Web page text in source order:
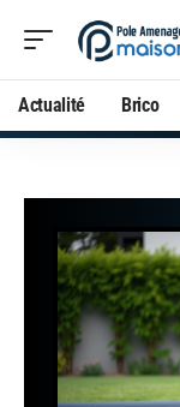
Actualité Brico